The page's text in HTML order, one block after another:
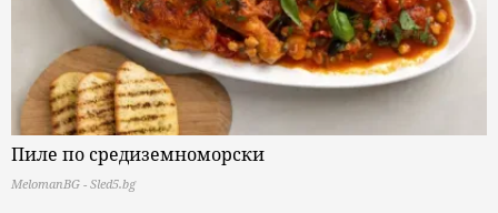
Пиле по средиземноморски
MelomanBG - Sled5.bg